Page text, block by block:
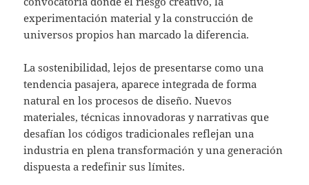
experimentación material y la construcción de
universos propios han marcado la diferencia.
La sostenibilidad, lejos de presentarse como una
tendencia pasajera, aparece integrada de forma
natural en los procesos de diseño. Nuevos
materiales, técnicas innovadoras y narrativas que
desafían los códigos tradicionales reflejan una
industria en plena transformación y una generación
dispuesta a redefinir sus límites.